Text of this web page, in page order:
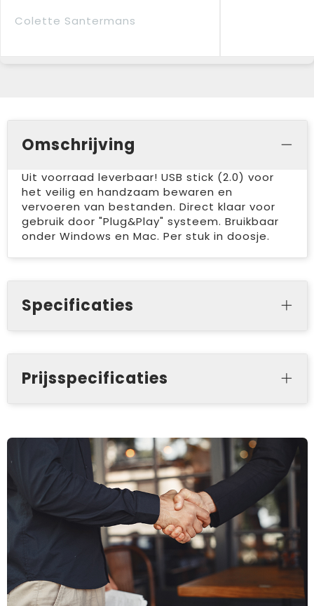
Colette Santermans
Omschrijving
Uit voorraad leverbaar! USB stick (2.0) voor
het veilig en handzaam bewaren en
vervoeren van bestanden. Direct klaar voor
gebruik door "Plug&Play" systeem. Bruikbaar
onder Windows en Mac. Per stuk in doosje.
Specificaties
Prijsspecificaties